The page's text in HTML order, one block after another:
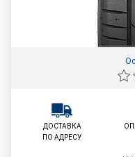
ДОСТАВКА
ПО АДРЕСУ